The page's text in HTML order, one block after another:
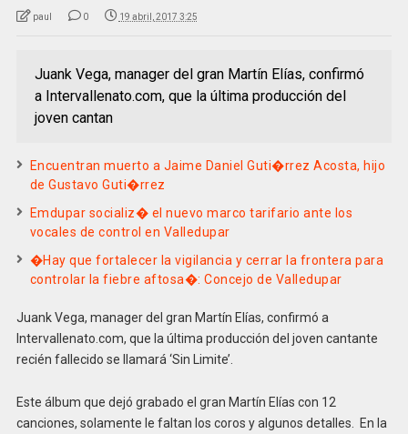
paul 0 19 abril, 2017 3:25
Juank Vega, manager del gran Martín Elías, confirmó
a Intervallenato.com, que la última producción del
joven cantan
Encuentran muerto a Jaime Daniel Guti�rrez Acosta, hijo
de Gustavo Guti�rrez
Emdupar socializ� el nuevo marco tarifario ante los
vocales de control en Valledupar
�Hay que fortalecer la vigilancia y cerrar la frontera para
controlar la fiebre aftosa�: Concejo de Valledupar
Juank Vega, manager del gran Martín Elías, confirmó a
Intervallenato.com, que la última producción del joven cantante
recién fallecido se llamará ‘Sin Limite’.
Este álbum que dejó grabado el gran Martín Elías con 12
canciones, solamente le faltan los coros y algunos detalles. En la